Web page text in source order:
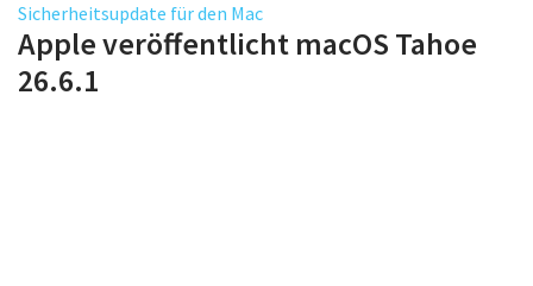
Sicherheitsupdate für den Mac
Apple veröffentlicht macOS Tahoe
26.6.1